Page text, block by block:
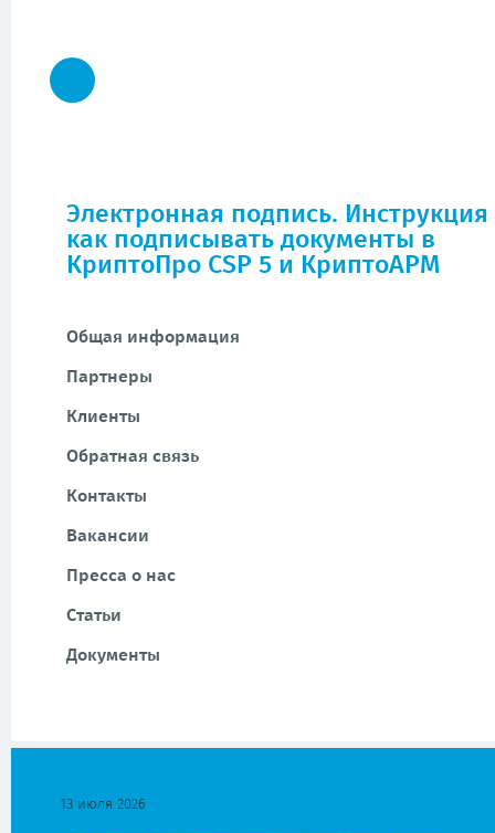
Электронная подпись. Инструкция
как подписывать документы в
КриптоПро CSP 5 и КриптоАРМ
Общая информация
Партнеры
Клиенты
Обратная связь
Контакты
Вакансии
Пресса о нас
Статьи
Документы
13 июля 2026